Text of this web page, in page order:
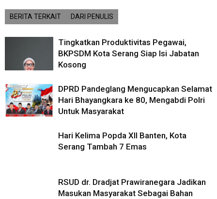
BERITA TERKAIT DARI PENULIS
Tingkatkan Produktivitas Pegawai,
BKPSDM Kota Serang Siap Isi Jabatan
Kosong
DPRD Pandeglang Mengucapkan Selamat
Hari Bhayangkara ke 80, Mengabdi Polri
Untuk Masyarakat
Hari Kelima Popda XII Banten, Kota
Serang Tambah 7 Emas
RSUD dr. Dradjat Prawiranegara Jadikan
Masukan Masyarakat Sebagai Bahan